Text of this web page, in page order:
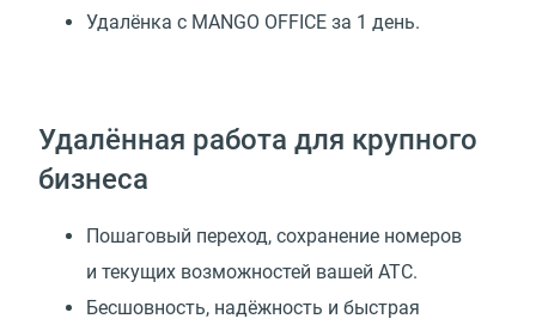
Удалёнка с MANGO OFFICE за 1 день.
Удалённая работа для крупного
бизнеса
Пошаговый переход, сохранение номеров
и текущих возможностей вашей АТС.
Бесшовность, надёжность и быстрая